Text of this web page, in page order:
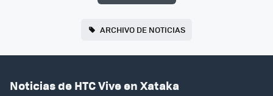
ARCHIVO DE NOTICIAS
Noticias de HTC Vive en Xataka